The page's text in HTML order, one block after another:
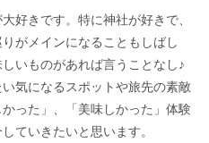
好きです。特に神社が好きで、
がメインになることもしばし
いものがあれば言うことなし♪
気になるスポットや旅先の素敵
った」、「美味しかった」体験
ていきたいと思います。